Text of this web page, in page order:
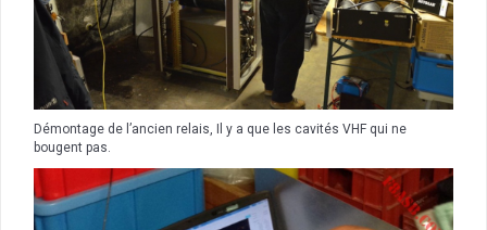
Démontage de l’ancien relais, Il y a que les cavités VHF qui ne
bougent pas.